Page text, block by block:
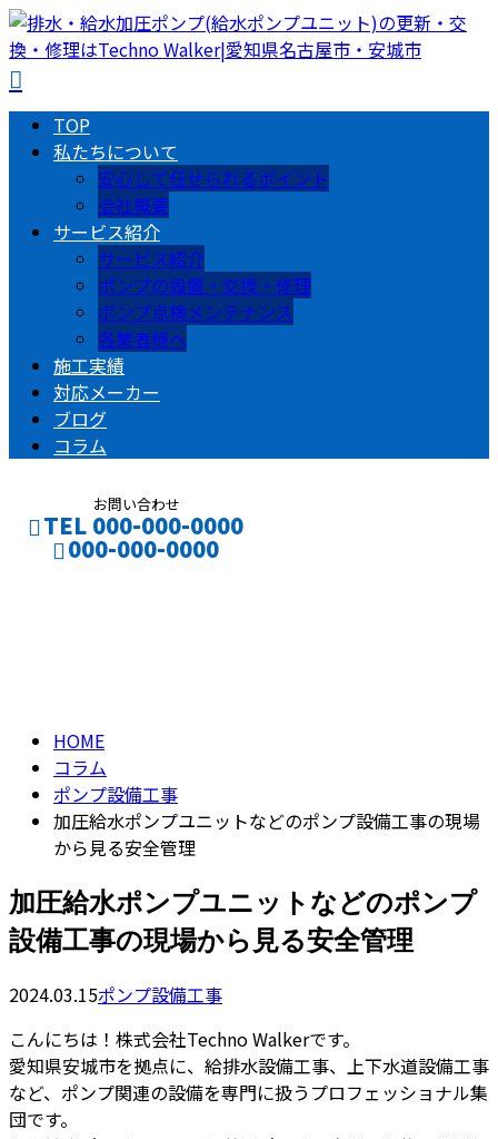
TOP
私たちについて
安心して任せられるポイント
会社概要
サービス紹介
サービス紹介
ポンプの設置・交換・修理
ポンプ点検メンテナンス
各業者様へ
施工実績
対応メーカー
ブログ
コラム
お問い合わせ
TEL 000-000-0000
000-000-0000
HOME
コラム
ポンプ設備工事
加圧給水ポンプユニットなどのポンプ設備工事の現場
から見る安全管理
加圧給水ポンプユニットなどのポンプ
設備工事の現場から見る安全管理
2024.03.15ポンプ設備工事
こんにちは！株式会社Techno Walkerです。
愛知県安城市を拠点に、給排水設備工事、上下水道設備工事
など、ポンプ関連の設備を専門に扱うプロフェッショナル集
団です。